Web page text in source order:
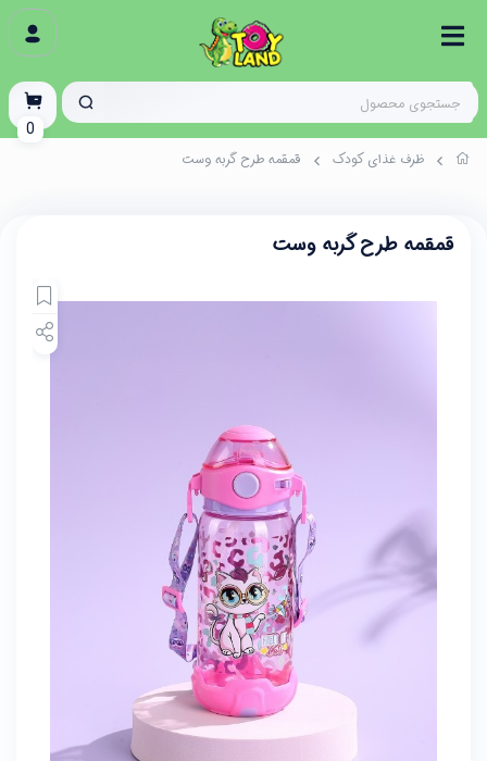
ظرف غذای کودک قمقمه طرح گربه وست
قمقمه طرح گربه وست
0